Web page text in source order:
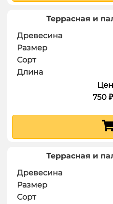
Террасная и
Древесина
Размер
Сорт
Длина
750 ₽
Террасная и
Древесина
Размер
Сорт